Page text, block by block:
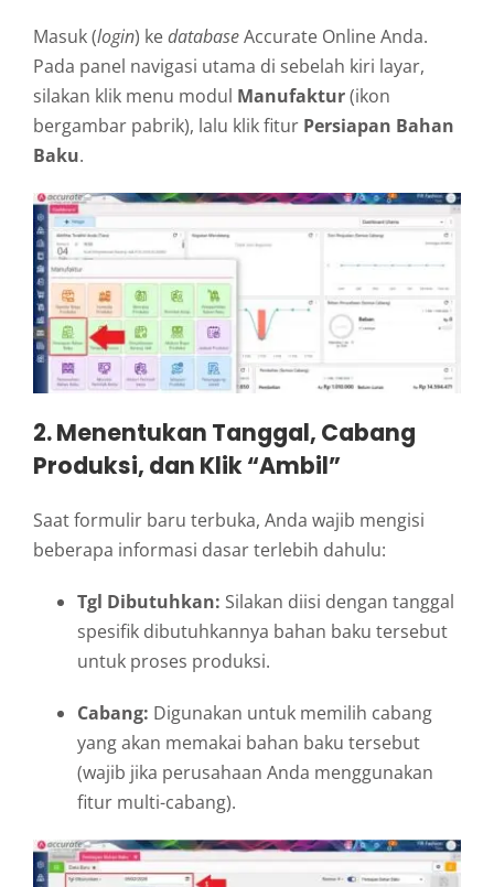
Masuk (login) kedatabaseAccurate Online Anda.
Pada panel navigasi utama di sebelah kiri layar,
silakan klik menu modul Manufaktur(ikon
bergambar pabrik), lalu klik fitur Persiapan Bahan
Baku.
2. Menentukan Tanggal, Cabang
Produksi, dan Klik “Ambil”
Saat formulir baru terbuka, Anda wajib mengisi
beberapa informasi dasar terlebih dahulu:
Tgl Dibutuhkan: Silakan diisi dengan tanggal
spesifik dibutuhkannya bahan baku tersebut
untuk proses produksi.
Cabang: Digunakan untuk memilih cabang
yang akan memakai bahan baku tersebut
(wajib jika perusahaan Anda menggunakan
fitur multi-cabang).